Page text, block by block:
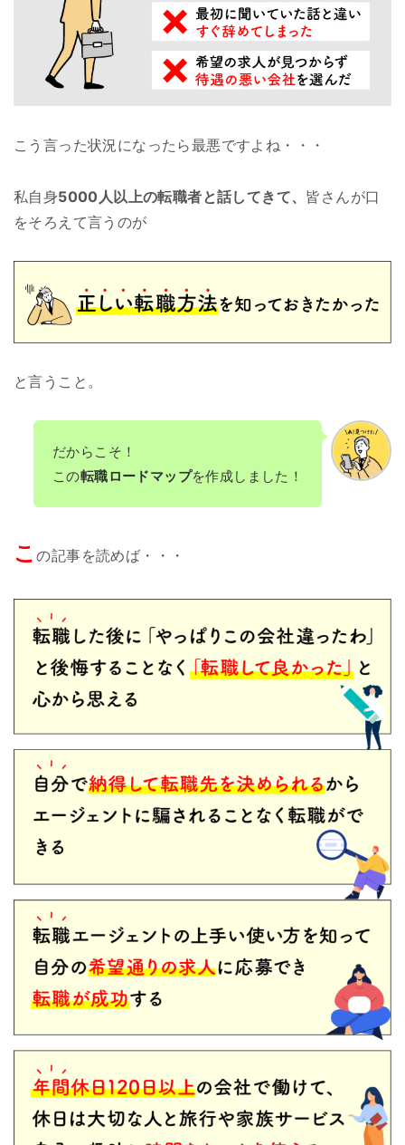
こう言った状況になったら最悪ですよね・・・
私自身5000人以上の転職者と話してきて、 皆さんが口
をそろえて言うのが
と言うこと。
だからこそ！
この転職ロードマップを作成しました！
この記事を読めば・・・